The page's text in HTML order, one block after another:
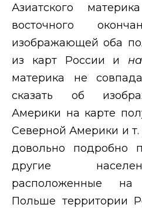
Азиатского
восточного
изображающей оба
из карт России и
материка не
сказать об
Америки на карте
Северной Америки и
довольно подробно
другие
расположенные
Польше территории